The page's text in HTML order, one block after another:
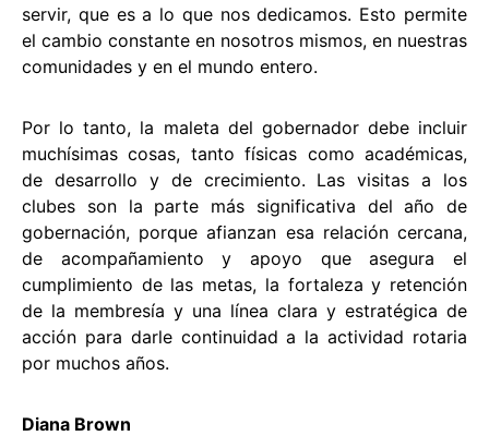
servir, que es a lo que nos dedicamos. Esto permite
el cambio constante en nosotros mismos, en nuestras
comunidades y en el mundo entero.
Por lo tanto, la maleta del gobernador debe incluir
muchísimas cosas, tanto físicas como académicas,
de desarrollo y de crecimiento. Las visitas a los
clubes son la parte más significativa del año de
gobernación, porque afianzan esa relación cercana,
de acompañamiento y apoyo que asegura el
cumplimiento de las metas, la fortaleza y retención
de la membresía y una línea clara y estratégica de
acción para darle continuidad a la actividad rotaria
por muchos años.
Diana Brown